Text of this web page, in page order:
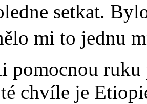
setkat.
mi to jednu
pomocnou
chvíle je